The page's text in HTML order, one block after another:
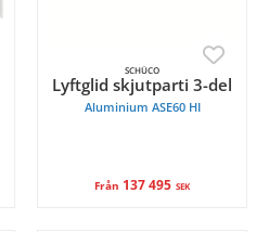
SCHÜCO
Lyftglid skjutparti 3-del
Aluminium ASE60 HI
Från 137 495 SEK